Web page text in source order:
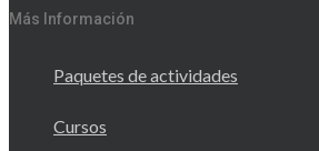
Más Información
Paquetes de actividades
Cursos